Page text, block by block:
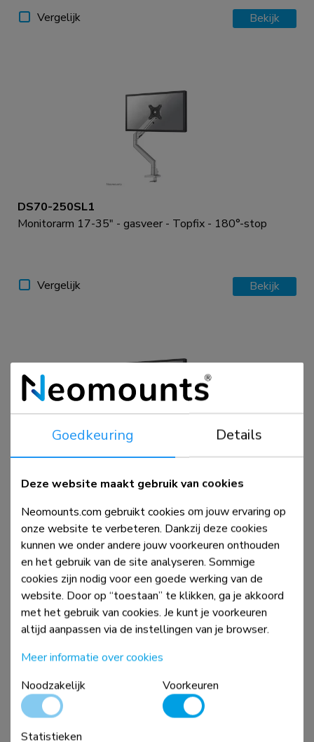
Vergelijk Bekijk
DS70-250SL1
Monitorarm 17-35" - gasveer - Topfix - 180°-stop
Vergelijk Bekijk
Monitorarm 17-35" - gasveer - Topfix - 180°-stop
Vergelijk Bekijk
Goedkeuring Details
Deze website maakt gebruik van cookies
Neomounts.com gebruikt cookies om jouw ervaring op
onze website te verbeteren. Dankzij deze cookies
kunnen we onder andere jouw voorkeuren onthouden
en het gebruik van de site analyseren. Sommige
cookies zijn nodig voor een goede werking van de
website. Door op “toestaan” te klikken, ga je akkoord
met het gebruik van cookies. Je kunt je voorkeuren
altijd aanpassen via de instellingen van je browser.
Meer informatie over cookies
Noodzakelijk
Voorkeuren
Statistieken